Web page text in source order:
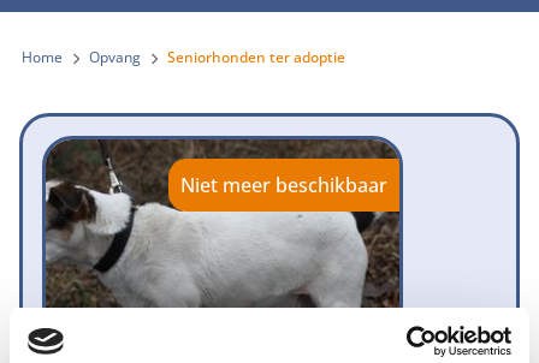
Bescherming tegen grasaren
Steun als vrijwilliger
Honden voor Honden Loop
Vraag een donatiebox aan
Jaarverslag
Vacatures
Donateursmagazine Hond
Onze successen voor honden
Nieuwsbrief
Incassodata
Home Opvang Seniorhonden ter adoptie
Niet meer beschikbaar